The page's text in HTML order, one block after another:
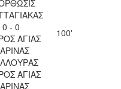
0 - 0
ΑΓΙΑΣ
100'
ΑΓΙΑΣ